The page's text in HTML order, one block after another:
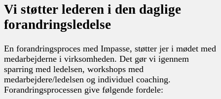
Vi støtter lederen i den daglige
forandringsledelse
En forandringsproces med Impasse, støtter jer i mødet med
medarbejderne i virksomheden. Det gør vi igennem
sparring med ledelsen, workshops med
medarbejdere/ledelsen og individuel coaching.
Forandringsprocessen give følgende fordele: